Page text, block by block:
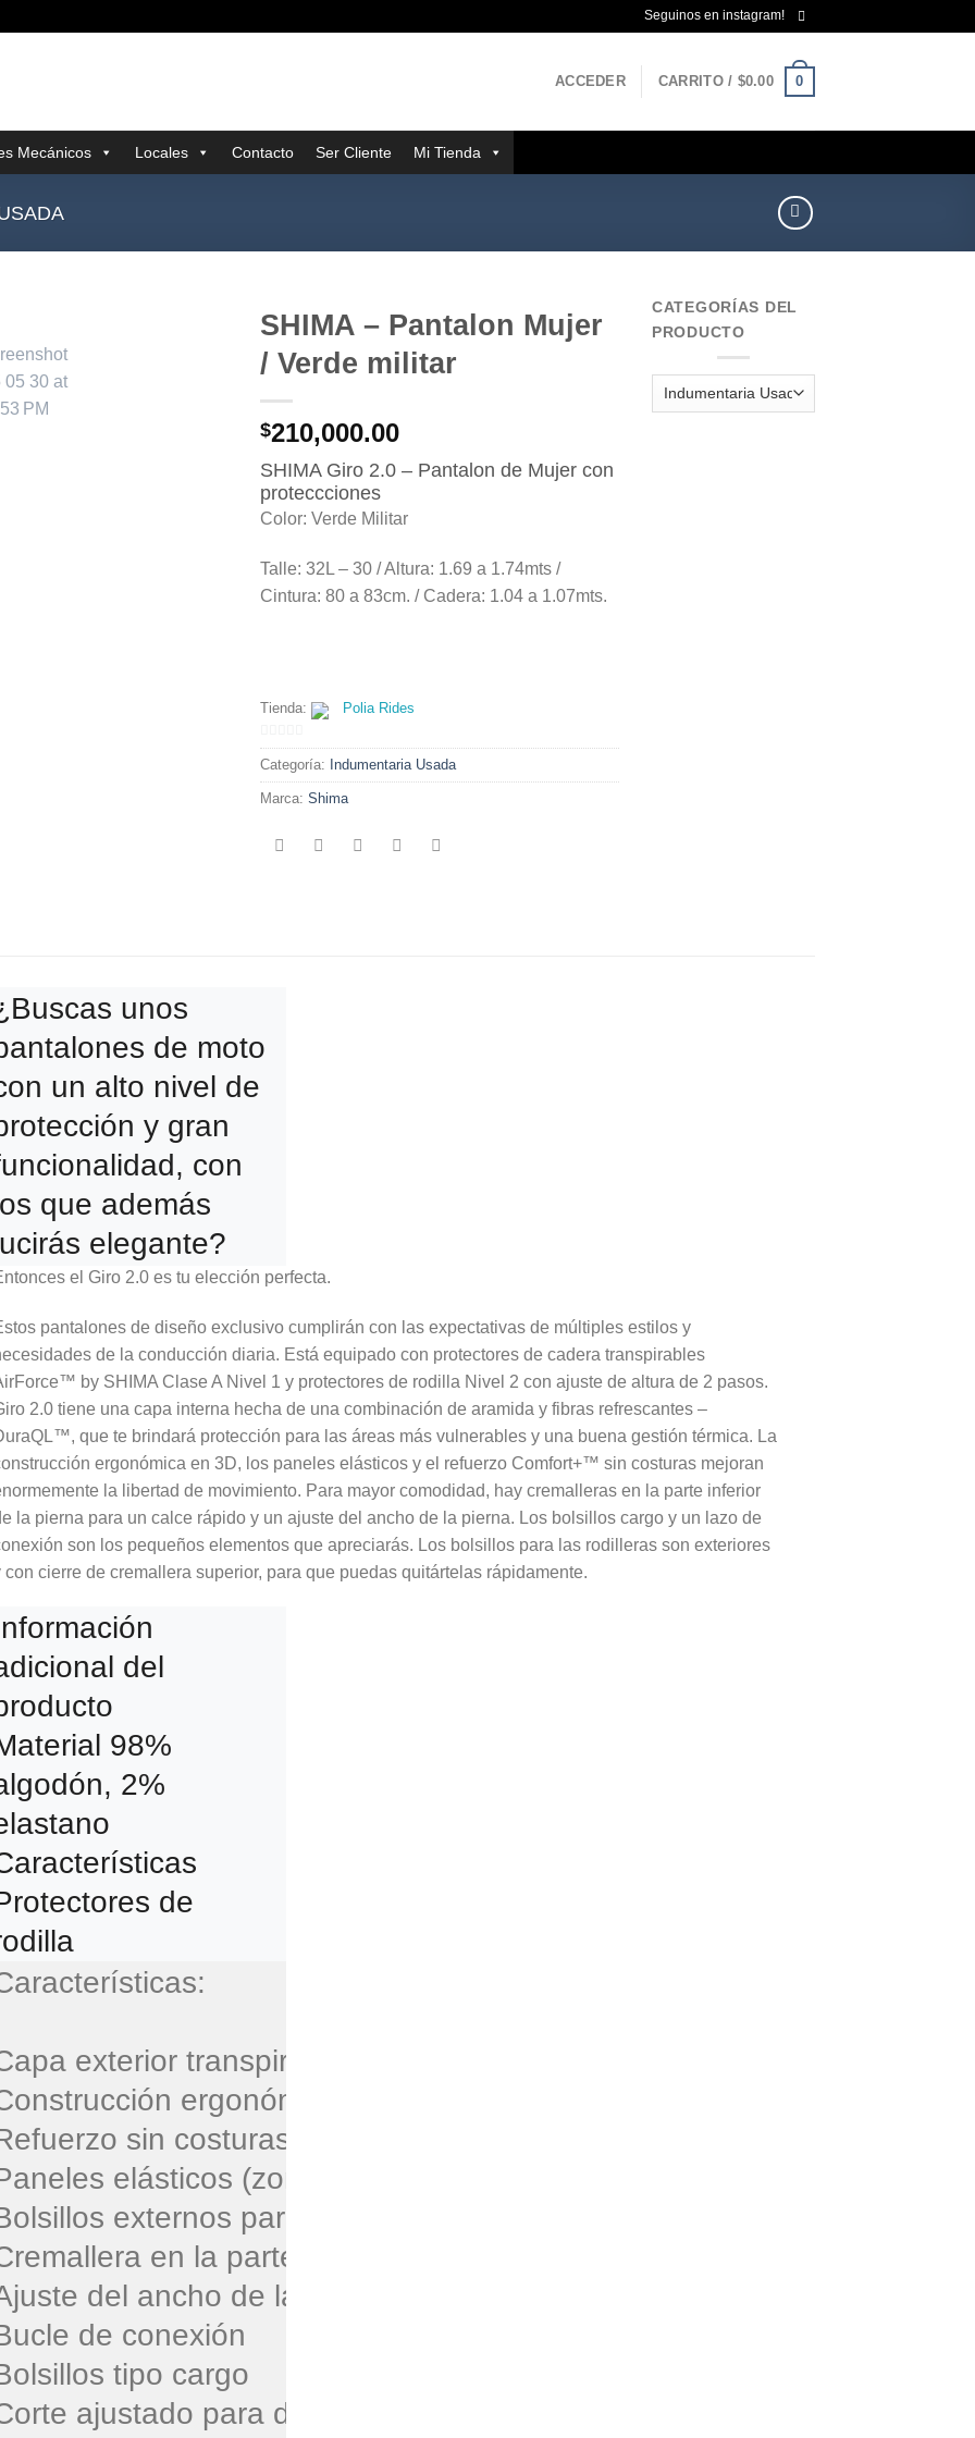
Seguinos en instagram!
ACCEDER CARRITO / $0.00 0
Mecánicos Locales Contacto Ser Cliente Mi Tienda
SHIMA – Pantalon Mujer
/ Verde militar
$210,000.00
SHIMA Giro 2.0 – Pantalon de Mujer con
proteccciones
Color: Verde Militar
Talle: 32L – 30 / Altura: 1.69 a 1.74mts /
Cintura: 80 a 83cm. / Cadera: 1.04 a 1.07mts.
Tienda: Polia Rides
0
de
5
Categoría: Indumentaria Usada
Marca: Shima
CATEGORÍAS DEL
PRODUCTO
unos
de moto
un alto nivel de
y gran
con
que además
elegante?
el Giro 2.0 es tu elección perfecta.
pantalones de diseño exclusivo cumplirán con las expectativas de múltiples estilos y
de la conducción diaria. Está equipado con protectores de cadera transpirables
by SHIMA Clase A Nivel 1 y protectores de rodilla Nivel 2 con ajuste de altura de 2 pasos.
2.0 tiene una capa interna hecha de una combinación de aramida y fibras refrescantes –
que te brindará protección para las áreas más vulnerables y una buena gestión térmica. La
ergonómica en 3D, los paneles elásticos y el refuerzo Comfort+™ sin costuras mejoran
la libertad de movimiento. Para mayor comodidad, hay cremalleras en la parte inferior
la pierna para un calce rápido y un ajuste del ancho de la pierna. Los bolsillos cargo y un lazo de
son los pequeños elementos que apreciarás. Los bolsillos para las rodilleras son exteriores
con cierre de cremallera superior, para que puedas quitártelas rápidamente.
del
98%
2%
de
exterior transpirable
ergonómica 3D
sin costuras Comfort+™
elásticos (zona de rodillas y espalda)
externos para protección de rodillas.
en la parte inferior de la pierna.
del ancho de las piernas
de conexión
tipo cargo
ajustado para dama